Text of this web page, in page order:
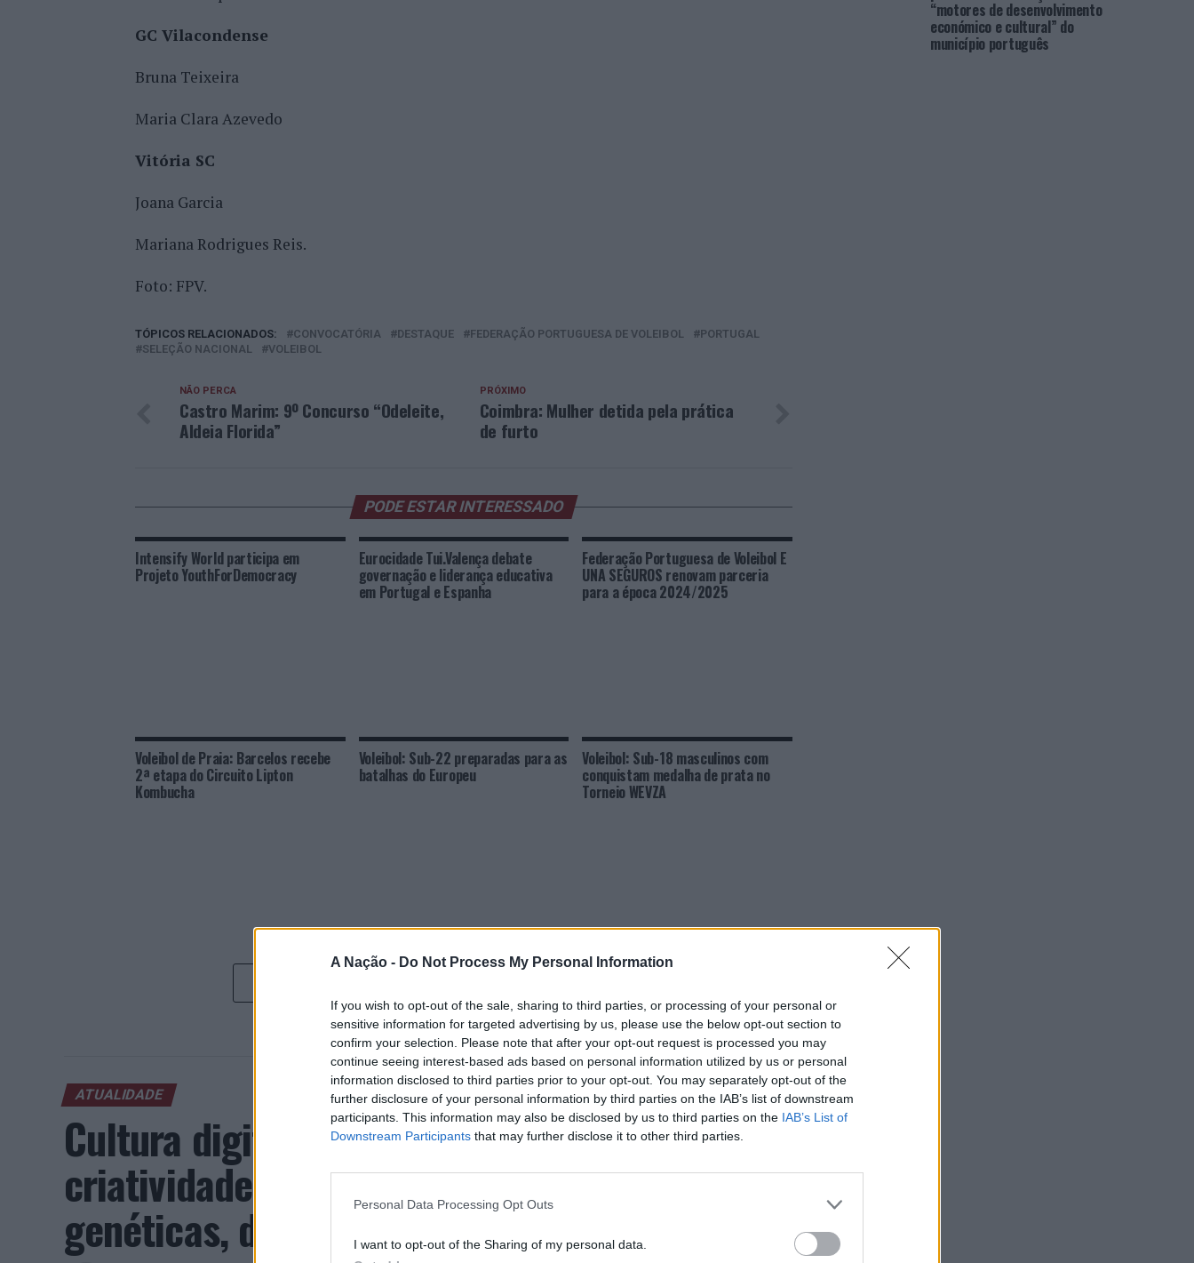
A Nação - Do Not Process My Personal Information
If you wish to opt-out of the sale, sharing to third parties, or processing of your personal or
sensitive information for targeted advertising by us, please use the below opt-out section to
confirm your selection. Please note that after your opt-out request is processed you may
continue seeing interest-based ads based on personal information utilized by us or personal
information disclosed to third parties prior to your opt-out. You may separately opt-out of the
further disclosure of your personal information by third parties on the IAB’s list of downstream
participants. This information may also be disclosed by us to third parties on the IAB’s List of
Downstream Participants that may further disclose it to other third parties.
Personal Data Processing Opt Outs
I want to opt-out of the Sharing of my personal data.
GC Vilacondense
Bruna Teixeira
Maria Clara Azevedo
Vitória SC
Joana Garcia
Mariana Rodrigues Reis.
Foto: FPV.
TÓPICOS RELACIONADOS: CONVOCATÓRIA DESTAQUE FEDERAÇÃO PORTUGUESA DE VOLEIBOL
PORTUGAL
SELEÇÃO NACIONAL
VOLEIBOL
PRÓXIMO
Coimbra: Mulher detida pela prática
de furto
NÃO PERCA
Castro Marim: 9º Concurso “Odeleite,
Aldeia Florida”
PODE ESTAR INTERESSADO
Intensify World participa em
Projeto YouthForDemocracy
Eurocidade Tui.Valença debate
governação e liderança educativa
em Portugal e Espanha
Federação Portuguesa de Voleibol E
UNA SEGUROS renovam parceria
para a época 2024/2025
Voleibol de Praia: Barcelos recebe
2ª etapa do Circuito Lipton
Kombucha
Voleibol: Sub-22 preparadas para as
batalhas do Europeu
Voleibol: Sub-18 masculinos com
conquistam medalha de prata no
Torneio WEVZA
ATUALIDADE
Cultura digital pode “comprometer” a
criatividade antes de “provocar” mudanças
genéticas, diz neurocientista
“motores de desenvolvimento
económico e cultural” do
município português